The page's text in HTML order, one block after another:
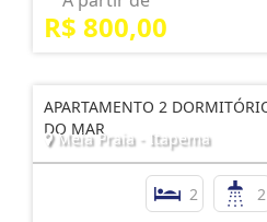
R$ 800,00
APARTAMENTO 2
DO MAR
Meia Praia - Itapema
2 2